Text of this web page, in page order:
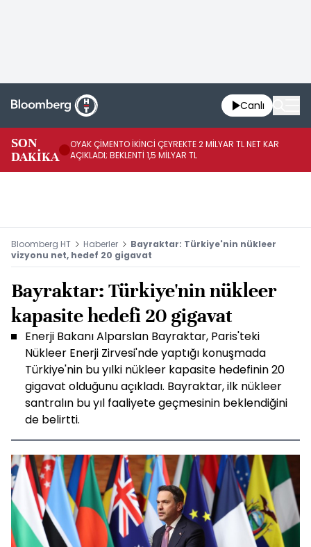
Canlı
SON
DAKİKA
OYAK ÇİMENTO İKİNCİ ÇEYREKTE 2 MİLYAR TL NET KAR
AÇIKLADI; BEKLENTİ 1,5 MİLYAR TL
Bloomberg HT Haberler
Bayraktar: Türkiye'nin nükleer
vizyonu net, hedef 20 gigavat
Bayraktar: Türkiye'nin nükleer
kapasite hedefi 20 gigavat
Enerji Bakanı Alparslan Bayraktar, Paris'teki
Nükleer Enerji Zirvesi'nde yaptığı konuşmada
Türkiye'nin bu yılki nükleer kapasite hedefinin 20
gigavat olduğunu açıkladı. Bayraktar, ilk nükleer
santralın bu yıl faaliyete geçmesinin beklendiğini
de belirtti.